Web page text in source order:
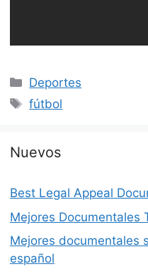
Categorías
Deportes
Etiquetas
fútbol
Nuevos
Best Legal Appeal
Mejores Documentales
Mejores documentales
español